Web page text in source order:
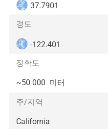
37.7901
경도
-122.401
정확도
~50 000 미터
주/지역
California